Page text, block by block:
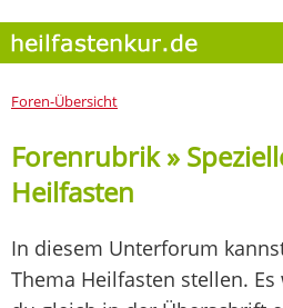
Foren-Übersicht
Forenrubrik »
Heilfasten
In diesem Unterforum
Thema Heilfasten stellen.